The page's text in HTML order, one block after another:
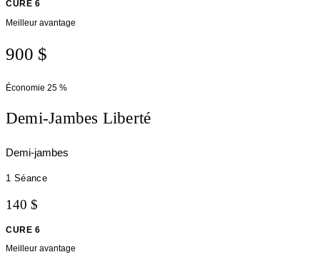
CURE 6
Meilleur avantage
900 $
Économie 25 %
Demi-Jambes Liberté
Demi-jambes
1 Séance
140 $
CURE 6
Meilleur avantage